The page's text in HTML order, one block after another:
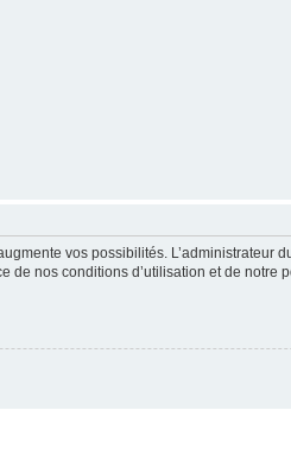
vos possibilités. L’administrateur
nos conditions d’utilisation et de notre